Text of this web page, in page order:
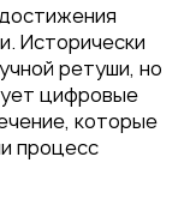
Исторически
ретуши, но
цифровые
которые
процесс